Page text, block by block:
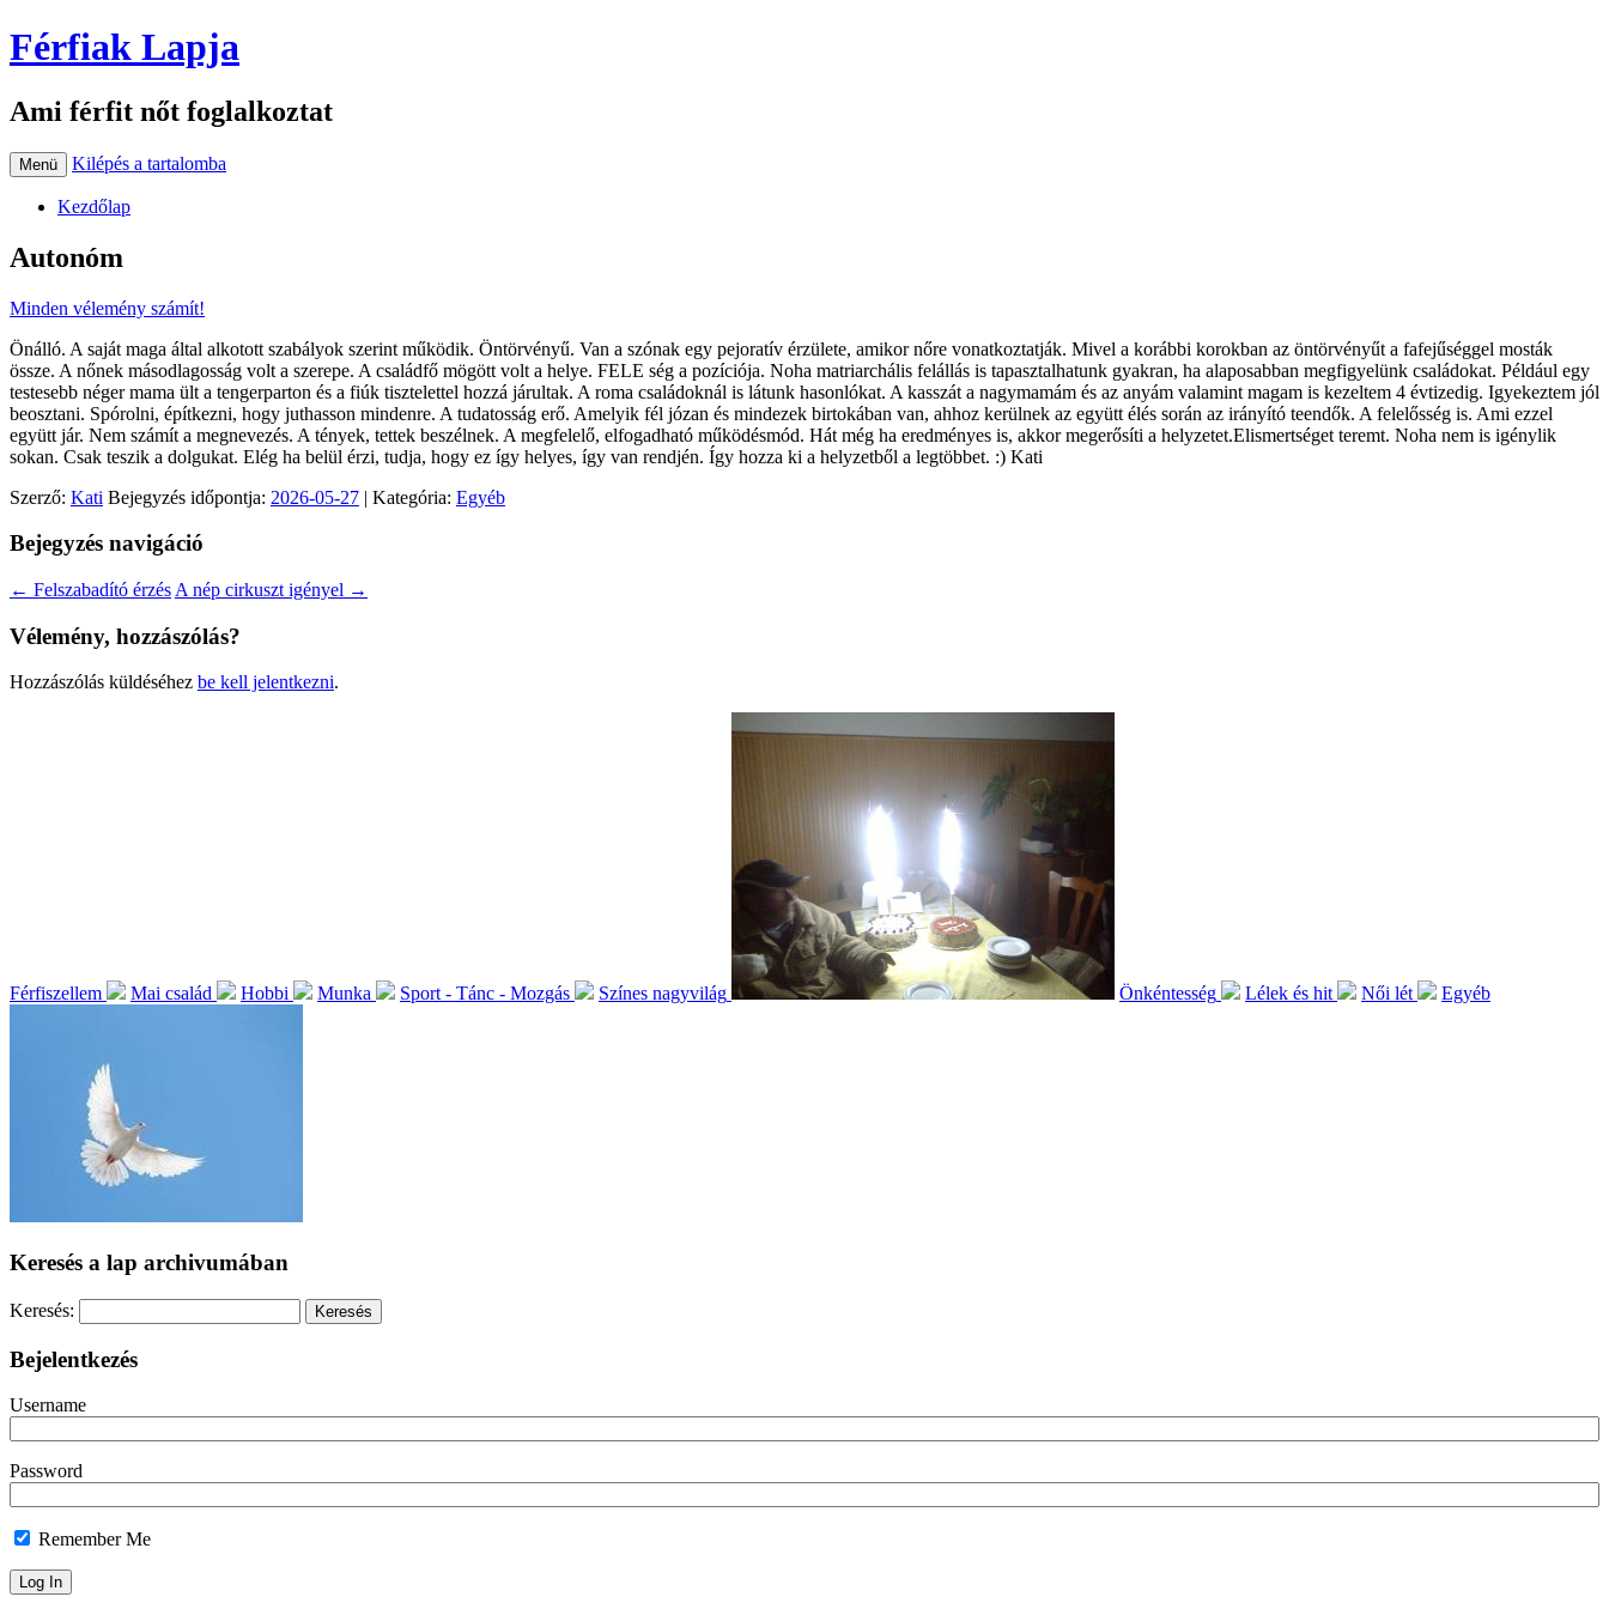
Férfiak Lapja
Ami férfit nőt foglalkoztat
Menü Kilépés a tartalomba
Kezdőlap
Autonóm
Minden vélemény számít!
Önálló. A saját maga által alkotott szabályok szerint működik. Öntörvényű. Van a szónak egy pejoratív érzülete, amikor nőre vonatkoztatják. Mivel a korábbi korokban az öntörvényűt a fafejűséggel mosták
össze. A nőnek másodlagosság volt a szerepe. A családfő mögött volt a helye. FELE ség a pozíciója. Noha matriarchális felállás is tapasztalhatunk gyakran, ha alaposabban megfigyelünk családokat. Például egy
testesebb néger mama ült a tengerparton és a fiúk tisztelettel hozzá járultak. A roma családoknál is látunk hasonlókat. A kasszát a nagymamám és az anyám valamint magam is kezeltem 4 évtizedig. Igyekeztem jól
beosztani. Spórolni, építkezni, hogy juthasson mindenre. A tudatosság erő. Amelyik fél józan és mindezek birtokában van, ahhoz kerülnek az együtt élés során az irányító teendők. A felelősség is. Ami ezzel
együtt jár. Nem számít a megnevezés. A tények, tettek beszélnek. A megfelelő, elfogadható működésmód. Hát még ha eredményes is, akkor megerősíti a helyzetet.Elismertséget teremt. Noha nem is igénylik
sokan. Csak teszik a dolgukat. Elég ha belül érzi, tudja, hogy ez így helyes, így van rendjén. Így hozza ki a helyzetből a legtöbbet. :) Kati
Szerző: Kati Bejegyzés időpontja: 2026-05-27 | Kategória: Egyéb
Bejegyzés navigáció
← Felszabadító érzés A nép cirkuszt igényel →
Vélemény, hozzászólás?
Hozzászólás küldéséhez be kell jelentkezni.
Férfiszellem Mai család Hobbi Munka Sport - Tánc - Mozgás Színes nagyvilág Önkéntesség Lélek és hit Női lét Egyéb
Keresés a lap archivumában
Keresés:
Bejelentkezés
Username
Password
Remember Me